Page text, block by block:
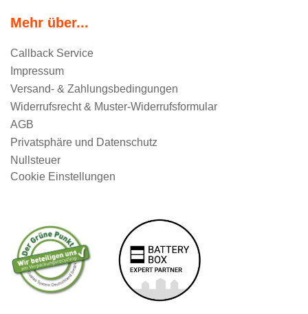
Mehr über...
Callback Service
Impressum
Versand- & Zahlungsbedingungen
Widerrufsrecht & Muster-Widerrufsformular
AGB
Privatsphäre und Datenschutz
Nullsteuer
Cookie Einstellungen